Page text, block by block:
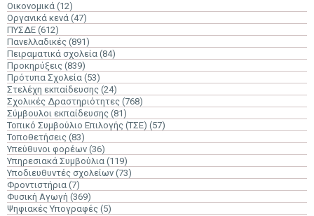
Οικονομικά (12)
Οργανικά κενά (47)
ΠΥΣΔΕ (612)
Πανελλαδικές (891)
Πειραματικά σχολεία (84)
Προκηρύξεις (839)
Πρότυπα Σχολεία (53)
Στελέχη εκπαίδευσης (24)
Σχολικές Δραστηριότητες (768)
Σύμβουλοι εκπαίδευσης (81)
Τοπικό Συμβούλιο Επιλογής (ΤΣΕ) (57)
Τοποθετήσεις (83)
Υπεύθυνοι φορέων (36)
Υπηρεσιακά Συμβούλια (119)
Υποδιευθυντές σχολείων (73)
Φροντιστήρια (7)
Φυσική Αγωγή (369)
Ψηφιακές Υπογραφές (5)